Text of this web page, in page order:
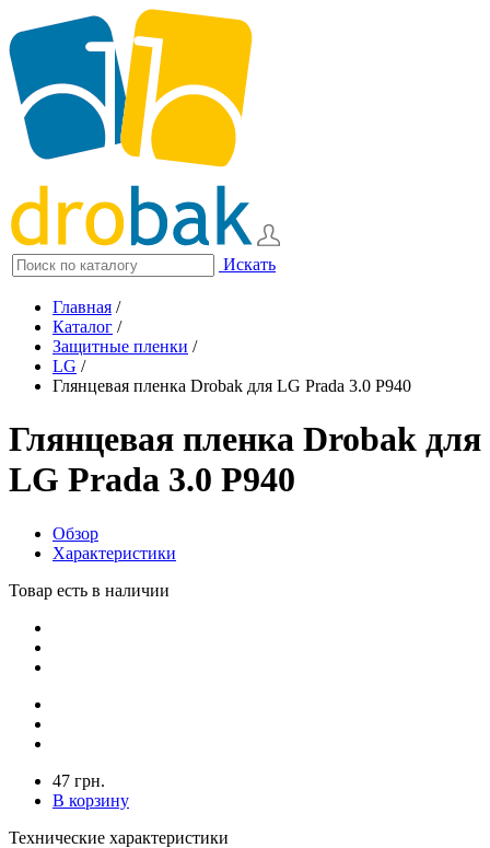
Искать
Главная /
Каталог /
Защитные пленки /
LG /
Глянцевая пленка Drobak для LG Prada 3.0 P940
Глянцевая пленка Drobak для
LG Prada 3.0 P940
Обзор
Характеристики
Товар есть в наличии
47 грн.
В корзину
Технические характеристики